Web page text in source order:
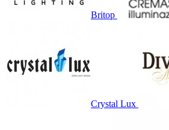
Britop
Crystal Lux